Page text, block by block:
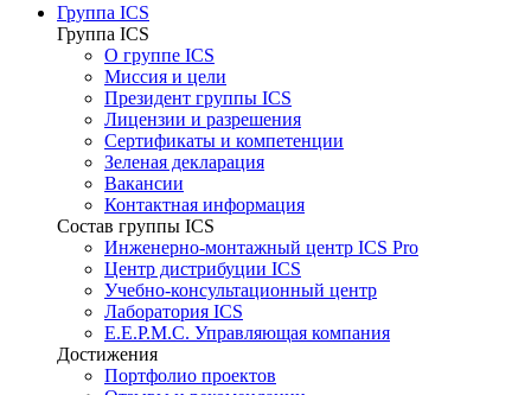
Группа ICS
Группа ICS
О группе ICS
Миссия и цели
Президент группы ICS
Лицензии и разрешения
Сертификаты и компетенции
Зеленая декларация
Вакансии
Контактная информация
Состав группы ICS
Инженерно-монтажный центр ICS Pro
Центр дистрибуции ICS
Учебно-консультационный центр
Лаборатория ICS
E.E.P.M.C. Управляющая компания
Достижения
Портфолио проектов